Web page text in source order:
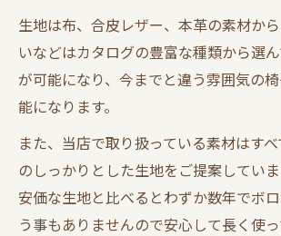
生地は布、合皮レザー、本革の素材か
いなどはカタログの豊富な種類から選
が可能になり、今までと違う雰囲気の
能になります。
また、当店で取り扱っている素材はす
のしっかりとした生地をご提案してい
安価な生地と比べるとわずか数年でボ
う事もありませんので安心して長く使